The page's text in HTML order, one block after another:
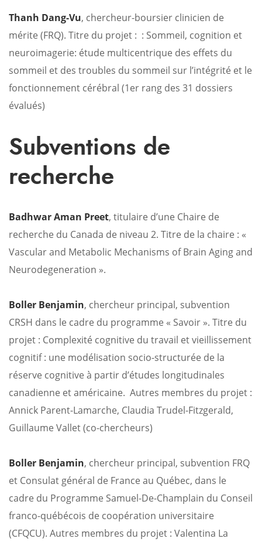
Thanh Dang-Vu, chercheur-boursier clinicien de
mérite (FRQ). Titre du projet : : Sommeil, cognition et
neuroimagerie: étude multicentrique des effets du
sommeil et des troubles du sommeil sur l’intégrité et le
fonctionnement cérébral (1er rang des 31 dossiers
évalués)
Subventions de
recherche
Badhwar Aman Preet, titulaire d’une Chaire de
recherche du Canada de niveau 2. Titre de la chaire : «
Vascular and Metabolic Mechanisms of Brain Aging and
Neurodegeneration ».
Boller Benjamin, chercheur principal, subvention
CRSH dans le cadre du programme « Savoir ». Titre du
projet : Complexité cognitive du travail et vieillissement
cognitif : une modélisation socio-structurée de la
réserve cognitive à partir d’études longitudinales
canadienne et américaine. Autres membres du projet :
Annick Parent-Lamarche, Claudia Trudel-Fitzgerald,
Guillaume Vallet (co-chercheurs)
Boller Benjamin, chercheur principal, subvention FRQ
et Consulat général de France au Québec, dans le
cadre du Programme Samuel-De-Champlain du Conseil
franco-québécois de coopération universitaire
(CFQCU). Autres membres du projet : Valentina La